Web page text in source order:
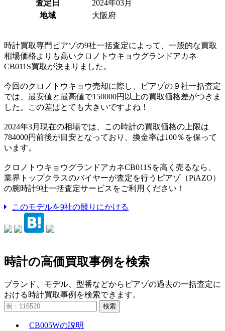
査定日
2024年03月
地域
大阪府
時計買取専門ピアゾの9社一括査定によって、一般的な買取
相場価格よりも高いクロノトウキョウグランドアカネ
CB011S買取が決まりました。
今回のクロノトウキョウ売却に際し、ピアゾの９社一括査定
では、最安値と最高値で150000円以上の買取価格差がつきま
した。この差はとても大きいですよね！
2024年3月現在の相場では、この時計の買取価格の上限は
784000円前後が目安となっており、換金率は100％を保って
います。
クロノトウキョウグランドアカネCB011Sを高く売るなら、
業界トップクラスのバイヤーが査定を行うピアゾ（PiAZO）
の腕時計9社一括査定サービスをご利用ください！
このモデルを9社の競りにかける
時計の高価買取事例を検索
ブランド、モデル、型番などからピアゾの過去の一括査定に
おける時計買取事例を検索できます。
検索
CB005Wの説明